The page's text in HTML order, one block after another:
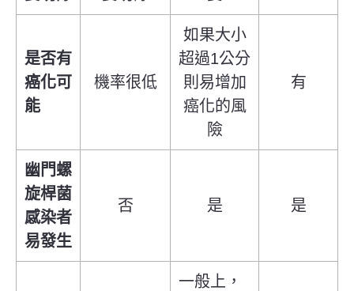
是否有
癌化可
能
機率很低
如果大小
超過1公分
則易增加
癌化的風
險
有
幽門螺
旋桿菌
感染者
易發生
否 是 是
一般上，